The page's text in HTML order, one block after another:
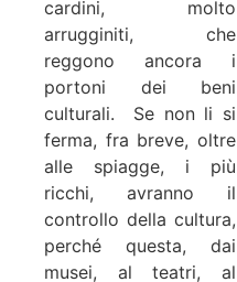
cardini, molto
arrugginiti, che
reggono ancora i
portoni dei beni
culturali. Se non li si
ferma, fra breve, oltre
alle spiagge, i più
ricchi, avranno il
controllo della cultura,
perché questa, dai
musei, al teatri, al